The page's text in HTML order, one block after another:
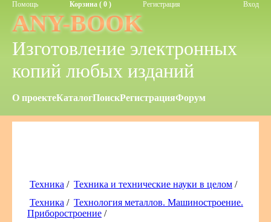
Помощь Корзина ( 0 ) Регистрация Вход
ANY-BOOK
Изготовление электронных
копий любых изданий
О проектеКаталогПоискРегистрацияФорум
Техника / Техника и технические науки в целом /
Техника / Технология металлов. Машиностроение.
Приборостроение /